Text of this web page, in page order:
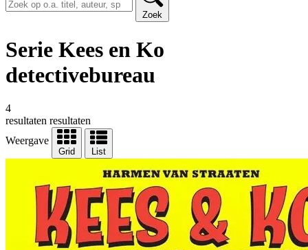
Zoek
Serie Kees en Ko
detectivebureau
4
resultaten resultaten
Weergave
Grid List